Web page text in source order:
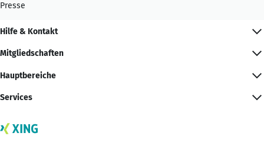
Presse
Hilfe & Kontakt
Mitgliedschaften
Hauptbereiche
Services